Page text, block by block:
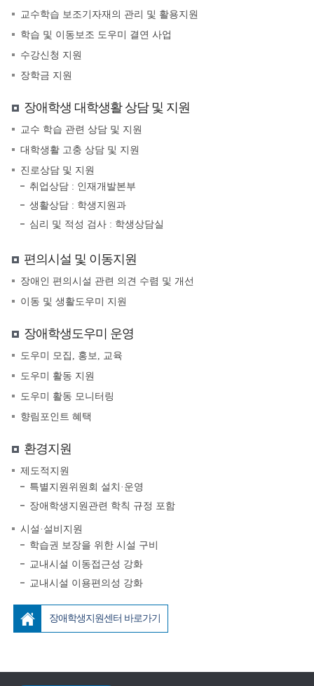
교수학습 보조기자재의 관리 및 활용지원
학습 및 이동보조 도우미 결연 사업
수강신청 지원
장학금 지원
장애학생 대학생활 상담 및 지원
교수 학습 관련 상담 및 지원
대학생활 고충 상담 및 지원
진로상담 및 지원
취업상담 : 인재개발본부
생활상담 : 학생지원과
심리 및 적성 검사 : 학생상담실
편의시설 및 이동지원
장애인 편의시설 관련 의견 수렴 및 개선
이동 및 생활도우미 지원
장애학생도우미 운영
도우미 모집, 홍보, 교육
도우미 활동 지원
도우미 활동 모니터링
향림포인트 혜택
환경지원
제도적지원
특별지원위원회 설치·운영
장애학생지원관련 학칙 규정 포함
시설·설비지원
학습권 보장을 위한 시설 구비
교내시설 이동접근성 강화
교내시설 이용편의성 강화
장애학생지원센터 바로가기